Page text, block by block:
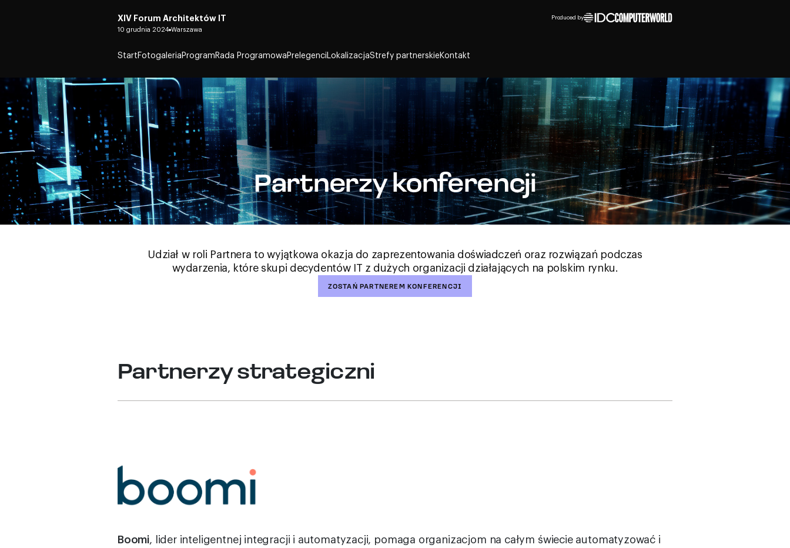
XIV Forum Architektów IT
10 grudnia 2024 Warszawa
Produced by
Start Fotogaleria Program Rada Programowa Prelegenci LokalizacjaStrefy partnerskie Kontakt
Partnerzy konferencji
Udział w roli Partnera to wyjątkowa okazja do zaprezentowania doświadczeń oraz rozwiązań podczas
wydarzenia, które skupi decydentów IT z dużych organizacji działających na polskim rynku.
ZOSTAŃ PARTNEREM KONFERENCJI
Partnerzy strategiczni
Boomi, lider inteligentnej integracji i automatyzacji, pomaga organizacjom na całym świecie automatyzować i